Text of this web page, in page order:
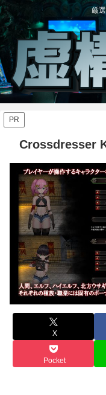
厳
PR
Crossdresser
X
Pocket